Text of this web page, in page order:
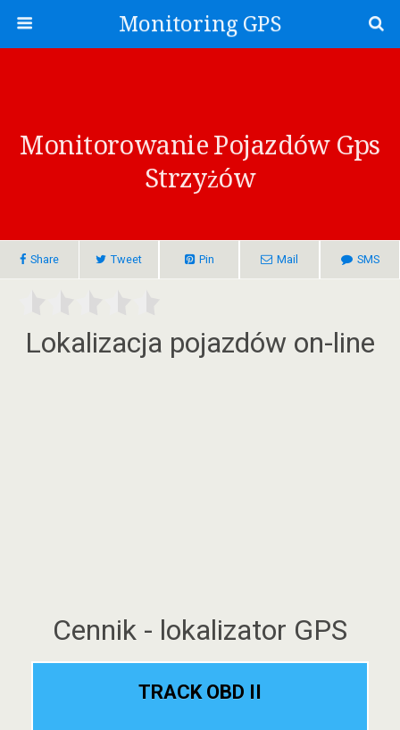
Monitoring GPS
Monitorowanie Pojazdów Gps
Strzyżów
Share Tweet Pin Mail SMS
Lokalizacja pojazdów on-line
Cennik - lokalizator GPS
TRACK OBD II